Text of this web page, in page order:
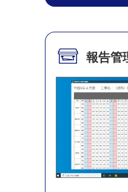
報告管